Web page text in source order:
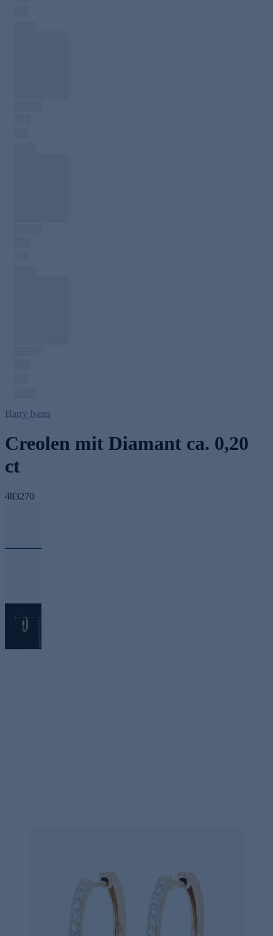
Harry Ivens
Creolen mit Diamant ca. 0,20
ct
483270